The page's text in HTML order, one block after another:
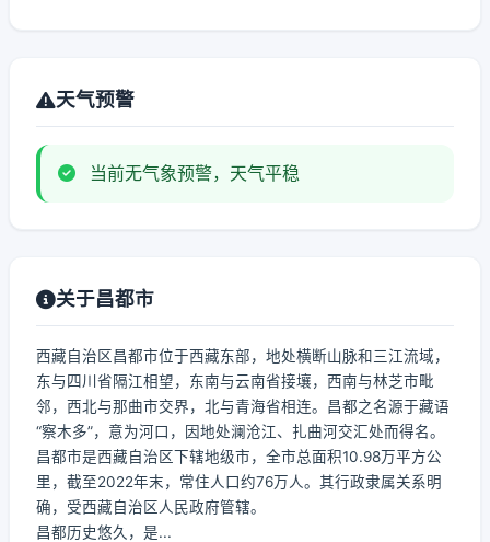
天气预警
当前无气象预警，天气平稳
关于昌都市
西藏自治区昌都市位于西藏东部，地处横断山脉和三江流域，
东与四川省隔江相望，东南与云南省接壤，西南与林芝市毗
邻，西北与那曲市交界，北与青海省相连。昌都之名源于藏语
“察木多”，意为河口，因地处澜沧江、扎曲河交汇处而得名。
昌都市是西藏自治区下辖地级市，全市总面积10.98万平方公
里，截至2022年末，常住人口约76万人。其行政隶属关系明
确，受西藏自治区人民政府管辖。
昌都历史悠久，是...